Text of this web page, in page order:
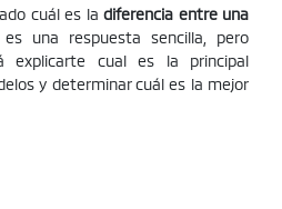
cuál es la diferencia entre una
una respuesta sencilla, pero
explicarte cual es la principal
y determinar cuál es la mejor